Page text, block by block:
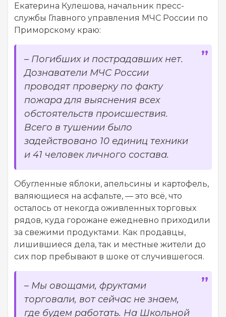
Екатерина Кулешова, начальник пресс-
службы Главного управления МЧС России по
Приморскому краю:
– Погибших и пострадавших нет.
Дознаватели МЧС России
проводят проверку по факту
пожара для выяснения всех
обстоятельств происшествия.
Всего в тушении было
задействовано 10 единиц техники
и 41 человек личного состава.
Обугленные яблоки, апельсины и картофель,
валяющиеся на асфальте, — это всё, что
осталось от некогда оживленных торговых
рядов, куда горожане ежедневно приходили
за свежими продуктами. Как продавцы,
лишившиеся дела, так и местные жители до
сих пор пребывают в шоке от случившегося.
– Мы овощами, фруктами
торговали, вот сейчас не знаем,
где будем работать. На Школьной